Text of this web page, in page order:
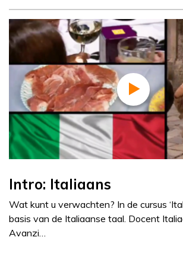
Intro: Italiaans
Wat kunt u verwachten? In de cursus
basis van de Italiaanse taal. Docent
Avanzi…